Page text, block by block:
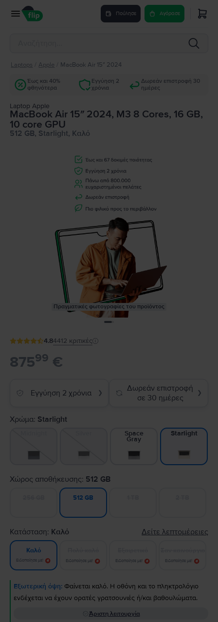
Πούλησε Αγόρασε
Laptops Apple MacBook Air 15″ 2024
Έως και 40%
φθηνότερα
Εγγύηση 2
χρόνια
Δωρεάν επιστροφή 30
ημέρες
Laptop Apple
MacBook Air 15″ 2024, M3 8 Cores, 16 GB,
10 core GPU
512 GB, Starlight, Καλό
Πραγματικές φωτογραφίες του προϊόντος
4.84412 κριτικές
87599 €
Εγγύηση 2 χρόνια ❯
Δωρεάν επιστροφή
σε 30 ημέρες
❯
Χρώμα: Starlight
Space
Gray
Starlight
Χώρος αποθήκευσης: 512 GB
512 GB
Κατάσταση: Καλό Δείτε λεπτομέρειες
Καλό
Ειδοποίησε με! Ειδοποίησε με! Ειδοποίησε με! Ειδοποίησε με!
Εξωτερική όψη: Φαίνεται καλό. Η οθόνη και το πληκτρολόγιο
ενδέχεται να έχουν ορατές γρατσουνιές ή/και βαθουλώματα.
Άριστη λειτουργία